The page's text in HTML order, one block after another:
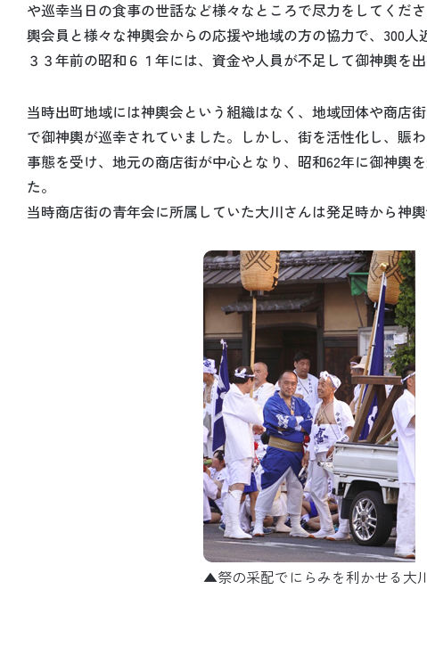
や巡幸当日の食事の世話など様々なところで尽力をしてくだ
輿会員と様々な神輿会からの応援や地域の方の協力で、300
３３年前の昭和６１年には、資金や人員が不足して御神輿を
当時出町地域には神輿会という組織はなく、地域団体や商店
で御神輿が巡幸されていました。しかし、街を活性化し、賑
事態を受け、地元の商店街が中心となり、昭和62年に御神輿
た。
当時商店街の青年会に所属していた大川さんは発足時から神
▲祭の采配でにらみを利かせる大